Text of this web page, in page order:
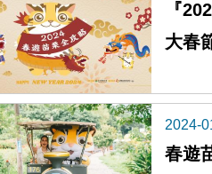
『
大春
2024-
春遊